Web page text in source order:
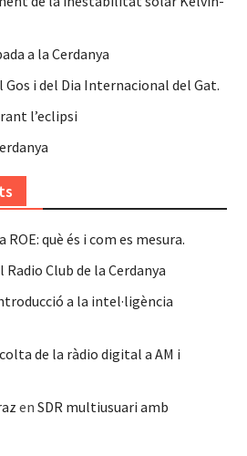
a la Cerdanya
i del Dia Internacional del Gat.
l’eclipsi
ROE: què és i com es mesura.
Club de la Cerdanya
a la intel·ligència
de la ràdio digital a AM i
en SDR multiusuari amb